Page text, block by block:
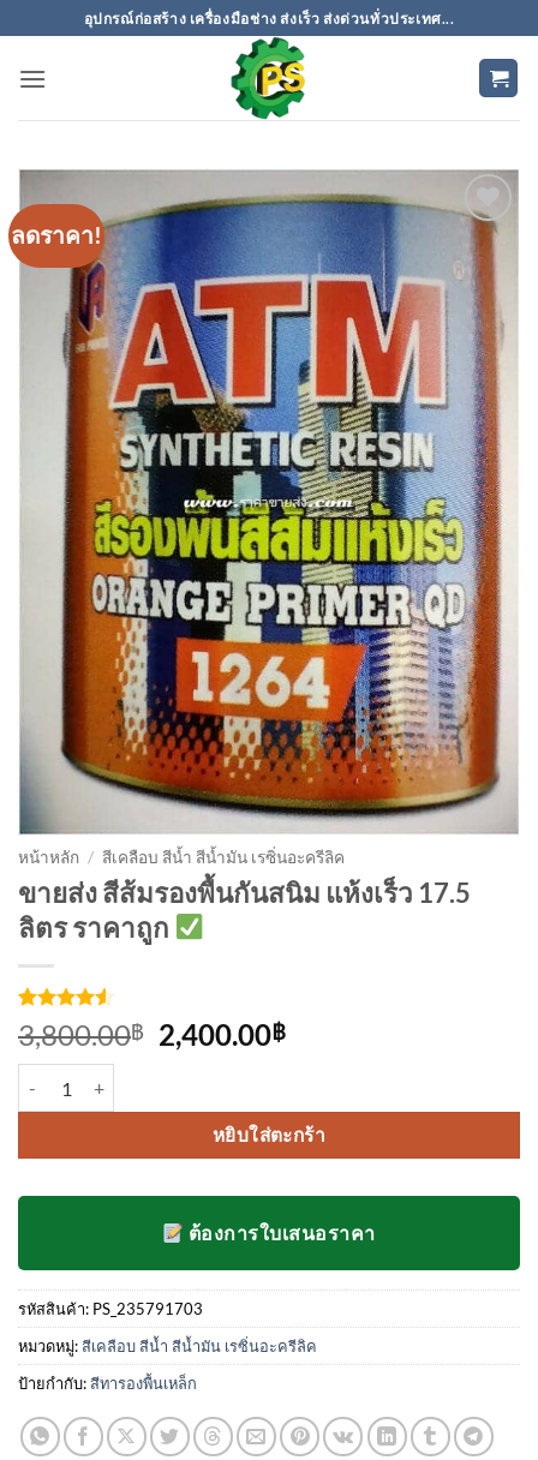
ไป
อุปกรณ์ก่อสร้าง เครื่องมือช่าง ส่งเร็ว ส่งด่วนทั่วประเทศ...
ลดราคา!
ใน
รายการ
ติดตาม
หน้าหลัก / สีเคลือบ สีน้ำ สีน้ำมัน เรซิ่นอะครีลิค
ขายส่ง สีส้มรองพื้นกันสนิม แห้งเร็ว 17.5
ลิตร ราคาถูก
ให้คะแนน
4.5จาก 5
คะแนน
เต็มบน
4
การให้
3,800.00฿
Original
price
3,800.00฿.
2,400.00฿Current
2,400.00฿.
หยิบใส่ตะกร้า
ต้องการใบเสนอราคา
รหัสสินค้า: PS_235791703
หมวดหมู่: สีเคลือบ สีน้ำ สีน้ำมัน เรซิ่นอะครีลิค
ป้ายกำกับ: สีทารองพื้นเหล็ก